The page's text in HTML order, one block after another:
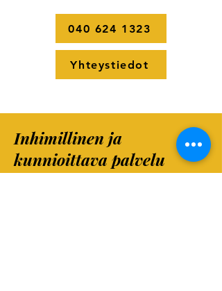
040 624 1323
Yhteystiedot
Inhimillinen ja
kunnioittava palvelu